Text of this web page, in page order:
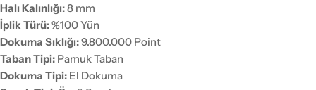
Halı Kalınlığı:8 mm
İplik Türü:%100 Yün
Dokuma Sıklığı:9.800.000 Point
Taban Tipi: Pamuk Taban
Dokuma Tipi: El Dokuma